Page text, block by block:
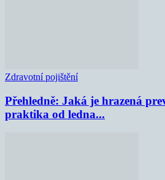
Zdravotní pojištění
Přehledně: Jaká je hrazená
praktika od ledna...